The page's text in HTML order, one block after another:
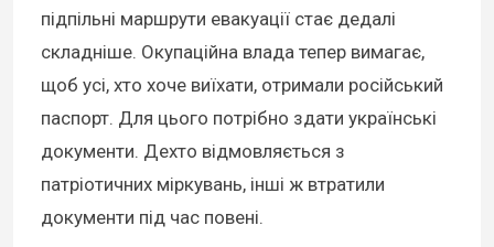
підпільні маршрути евакуації стає дедалі
складніше. Окупаційна влада тепер вимагає,
щоб усі, хто хоче виїхати, отримали російський
паспорт. Для цього потрібно здати українські
документи. Дехто відмовляється з
патріотичних міркувань, інші ж втратили
документи під час повені.